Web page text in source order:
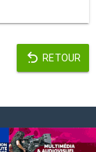
RETOUR